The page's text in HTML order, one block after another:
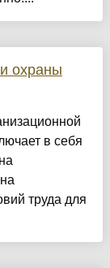
охраны
в себя
труда для